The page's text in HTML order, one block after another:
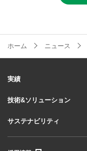
ホーム ニュース
実績
技術&ソリューション
サステナビリティ